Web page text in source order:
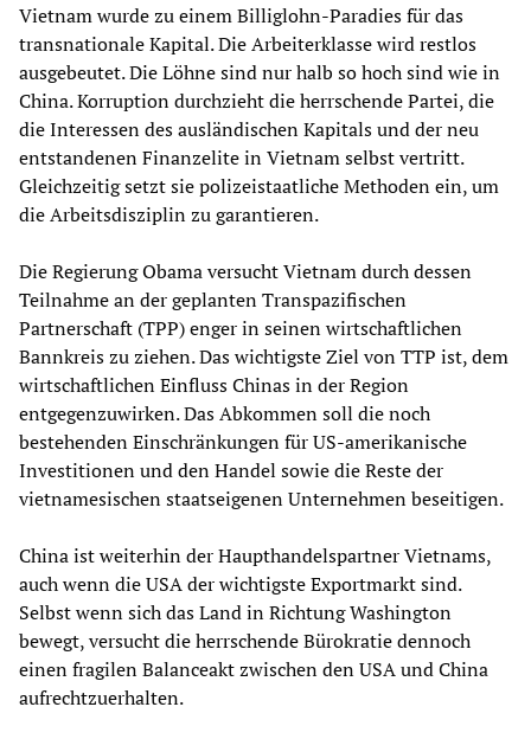
Vietnam wurde zu einem Billiglohn-Paradies für das
transnationale Kapital. Die Arbeiterklasse wird restlos
ausgebeutet. Die Löhne sind nur halb so hoch sind wie in
China. Korruption durchzieht die herrschende Partei, die
die Interessen des ausländischen Kapitals und der neu
entstandenen Finanzelite in Vietnam selbst vertritt.
Gleichzeitig setzt sie polizeistaatliche Methoden ein, um
die Arbeitsdisziplin zu garantieren.
Die Regierung Obama versucht Vietnam durch dessen
Teilnahme an der geplanten Transpazifischen
Partnerschaft (TPP) enger in seinen wirtschaftlichen
Bannkreis zu ziehen. Das wichtigste Ziel von TTP ist, dem
wirtschaftlichen Einfluss Chinas in der Region
entgegenzuwirken. Das Abkommen soll die noch
bestehenden Einschränkungen für US-amerikanische
Investitionen und den Handel sowie die Reste der
vietnamesischen staatseigenen Unternehmen beseitigen.
China ist weiterhin der Haupthandelspartner Vietnams,
auch wenn die USA der wichtigste Exportmarkt sind.
Selbst wenn sich das Land in Richtung Washington
bewegt, versucht die herrschende Bürokratie dennoch
einen fragilen Balanceakt zwischen den USA und China
aufrechtzuerhalten.